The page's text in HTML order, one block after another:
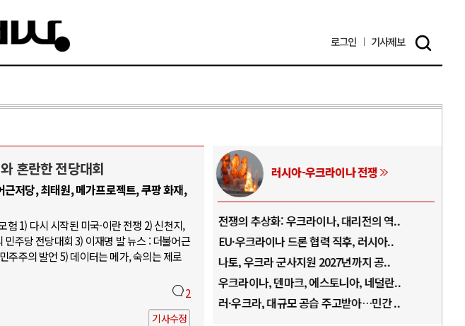
로그인 기사제보
혼란한 전당대회
저당, 최태원, 메가프로젝트, 쿠팡 화재,
험 1) 다시 시작된 미국-이란 전쟁 2) 신천지,
주당 전당대회 3) 이재명 발 뉴스 : 더불어근
주주의 발언 5) 데이터는 메가, 숙의는 제로
2
기사수정
AI와 인간
AI, 저가 공세로 글로벌 토큰 시..
부펀드 구상 놓고 미국 진보진영 ..
이터센터 반대 투쟁은 새로운 글로..
러시아-우크라이나 전쟁
전쟁의 추상화: 우크라이나, 대리전의 역..
EU·우크라이나 드론 협력 직후, 러시아..
나토, 우크라 군사지원 2027년까지 공..
우크라이나, 덴마크, 에스토니아, 네덜란..
러·우크라, 대규모 공습 주고받아…민간 ..